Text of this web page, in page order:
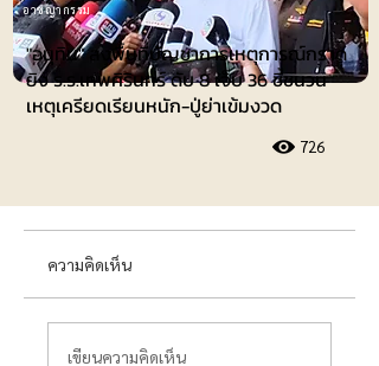
"อนุทิน" ลงพื้นที่บัญชาการเหตุการณ์กราด
ยิง ร.ร.เทพศิรินทร์ ดับ 8 เจ็บ 36 ชี้ชนวน
เหตุเครียดเรียนหนัก-ปู่ย่าเข้มงวด
726
อาชญากรรม
ความคิดเห็น
เขียนความคิดเห็น